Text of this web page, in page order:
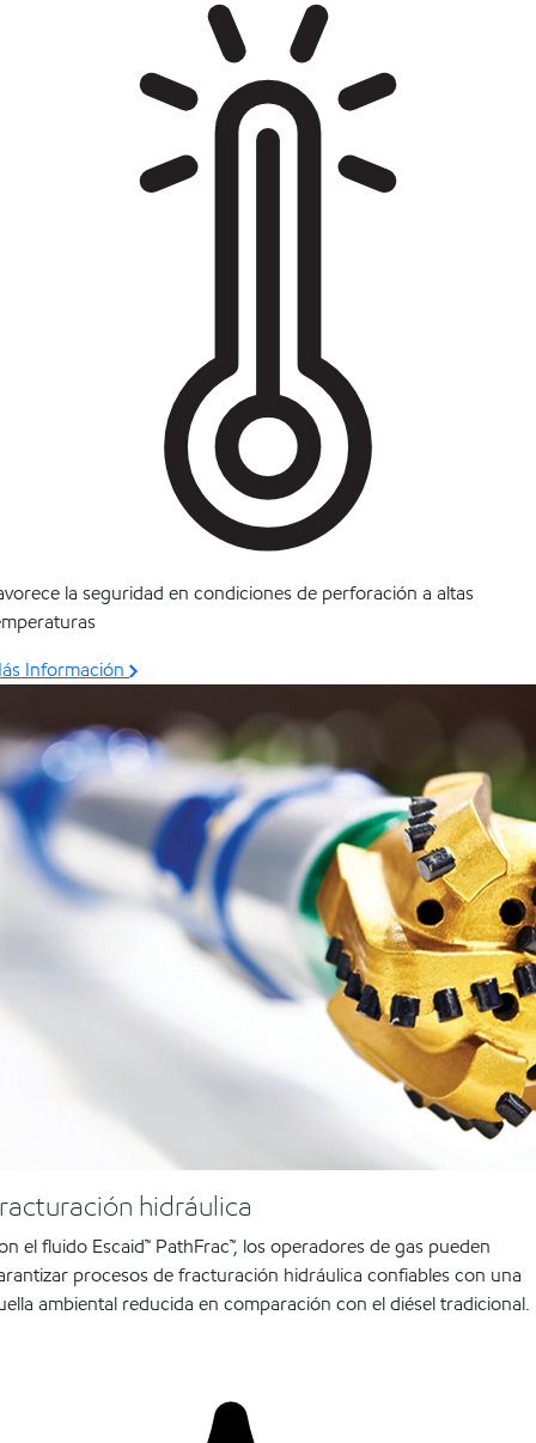
la seguridad en condiciones de perforación a altas
Información
hidráulica
el fluido Escaid™ PathFrac™, los operadores de gas pueden
procesos de fracturación hidráulica confiables con una
ambiental reducida en comparación con el diésel tradicional.